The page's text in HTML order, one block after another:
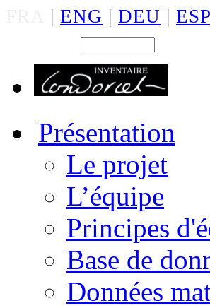
| ENG | DEU | ESP
Présentation
Le projet
L’équipe
Principes
Base de
Données